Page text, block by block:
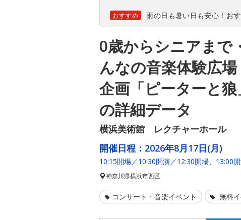
おすすめ 雨の日も暑い日も安心！お
0歳からシニアまで
んなの音楽体験広
企画「ピーターと
の詳細データ
横浜美術館 レクチャーホール
開催日程： 2026年8月17日(月)
10:15開場／10:30開演／12:30開場、13:00
神奈川県横浜市西区
コンサート・音楽イベント 無料